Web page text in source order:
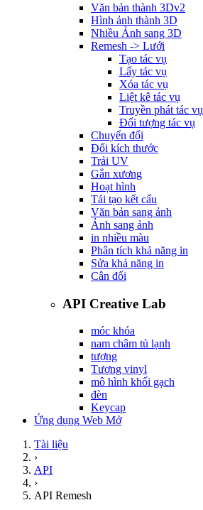
Văn bản thành 3Dv2
Hình ảnh thành 3D
Nhiều Ảnh sang 3D
Remesh -> Lưới
Tạo tác vụ
Lấy tác vụ
Xóa tác vụ
Liệt kê tác vụ
Truyền phát tác vụ
Đối tượng tác vụ
Chuyển đổi
Đổi kích thước
Trải UV
Gắn xương
Hoạt hình
Tái tạo kết cấu
Văn bản sang ảnh
Ảnh sang ảnh
in nhiều màu
Phân tích khả năng in
Sửa khả năng in
Cân đối
API Creative Lab
móc khóa
nam châm tủ lạnh
tượng
Tượng vinyl
mô hình khối gạch
đèn
Keycap
Ứng dụng Web Mở
Tài liệu
›
API
›
API Remesh